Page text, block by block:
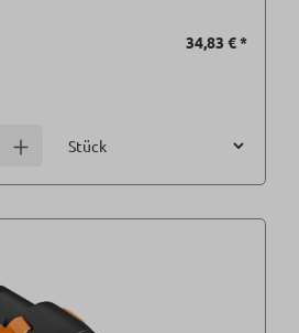
34,83 €*
Anzahl erhöhen